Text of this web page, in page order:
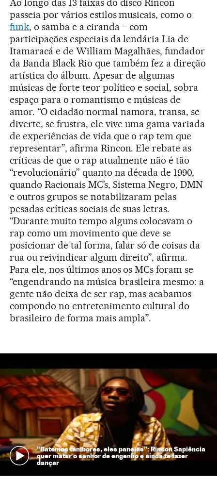
Ao longo das 13 faixas do disco Rincon
passeia por vários estilos musicais, como o
funk, o samba e a ciranda – com
participações especiais da lendária Lia de
Itamaracá e de William Magalhães, fundador
da Banda Black Rio que também fez a direção
artística do álbum. Apesar de algumas
músicas de forte teor político e social, sobra
espaço para o romantismo e músicas de
amor. “O cidadão normal namora, transa, se
diverte, se frustra, ele vive uma gama variada
de experiências de vida que o rap tem que
representar”, afirma Rincon. Ele rebate as
críticas de que o rap atualmente não é tão
“revolucionário” quanto na década de 1990,
quando Racionais MC’s, Sistema Negro, DMN
e outros grupos se notabilizaram pelas
pesadas críticas sociais de suas letras.
“Durante muito tempo alguns colocavam o
rap como um movimento que deve se
posicionar de tal forma, falar só de coisas da
rua ou reivindicar algum direito”, afirma.
Para ele, nos últimos anos os MCs foram se
“engendrando na música brasileira mesmo: a
gente não deixa de ser rap, mas acabamos
compondo no entretenimento cultural do
brasileiro de forma mais ampla”.
“Batemos tambores, eles panelas”: Rincon Sapiência
quer matar o senhor de engenho e ainda te fazer
dançar